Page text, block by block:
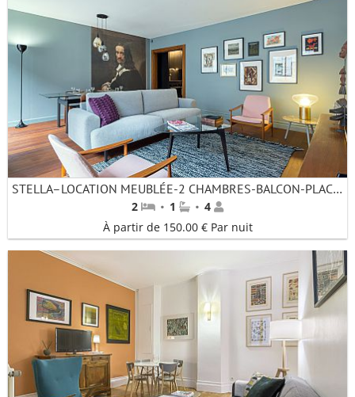
STELLA–LOCATION MEUBLÉE-2 CHAMBRES-BALCON-PLACE RÉPUBLIQUE-PROCHE BELLECOUR
2 · 1 · 4
À partir de 150.00 € Par nuit